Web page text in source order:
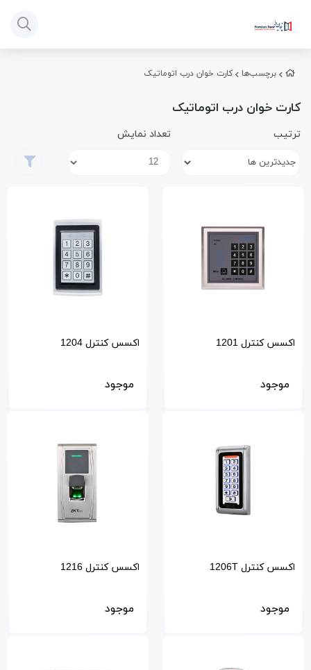
برچسب‌ها کارت خوان درب اتوماتیک
کارت خوان درب اتوماتیک
ترتیب تعداد نمایش
اکسس کنترل 1201
موجود
اکسس کنترل 1204
موجود
اکسس کنترل 1206T
موجود
اکسس کنترل 1216
موجود